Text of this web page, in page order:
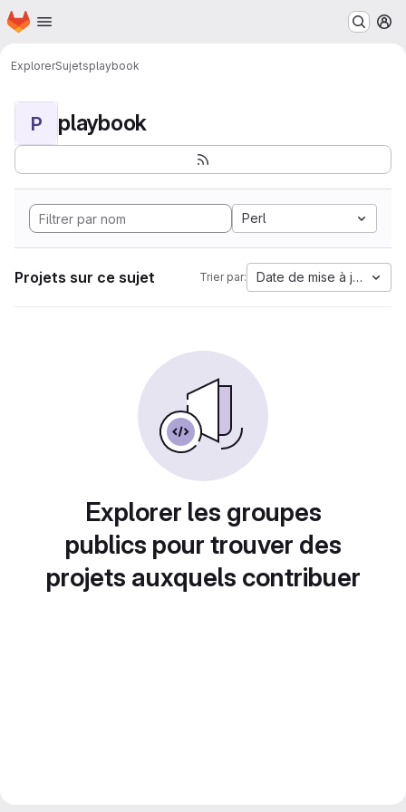
Passer au contenu principal
Page d'accueil
ExplorerSujetsplaybook
P playbook
Perl
Projets sur ce sujet Trier par: Date de mise à jour
Explorer les groupes
publics pour trouver des
projets auxquels contribuer